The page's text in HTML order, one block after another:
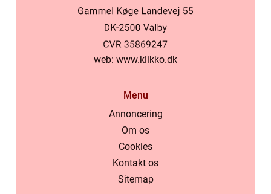
web: www.klikko.dk
Menu
Annoncering
Om os
Cookies
Kontakt os
Sitemap